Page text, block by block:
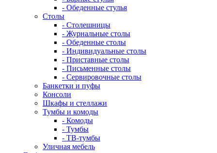
- Обеденные стулья
Столы
- Столешницы
- Журнальные столы
- Обеденные столы
- Индивидуальные столы
- Приставные столы
- Письменные столы
- Сервировочные столы
Банкетки и пуфы
Консоли
Шкафы и стеллажи
Тумбы и комоды
- Комоды
- Тумбы
- ТВ-тумбы
Уличная мебель